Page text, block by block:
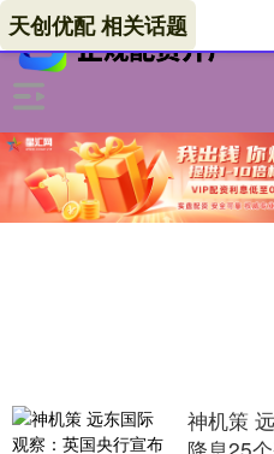
天创优配 相关话题
神机策